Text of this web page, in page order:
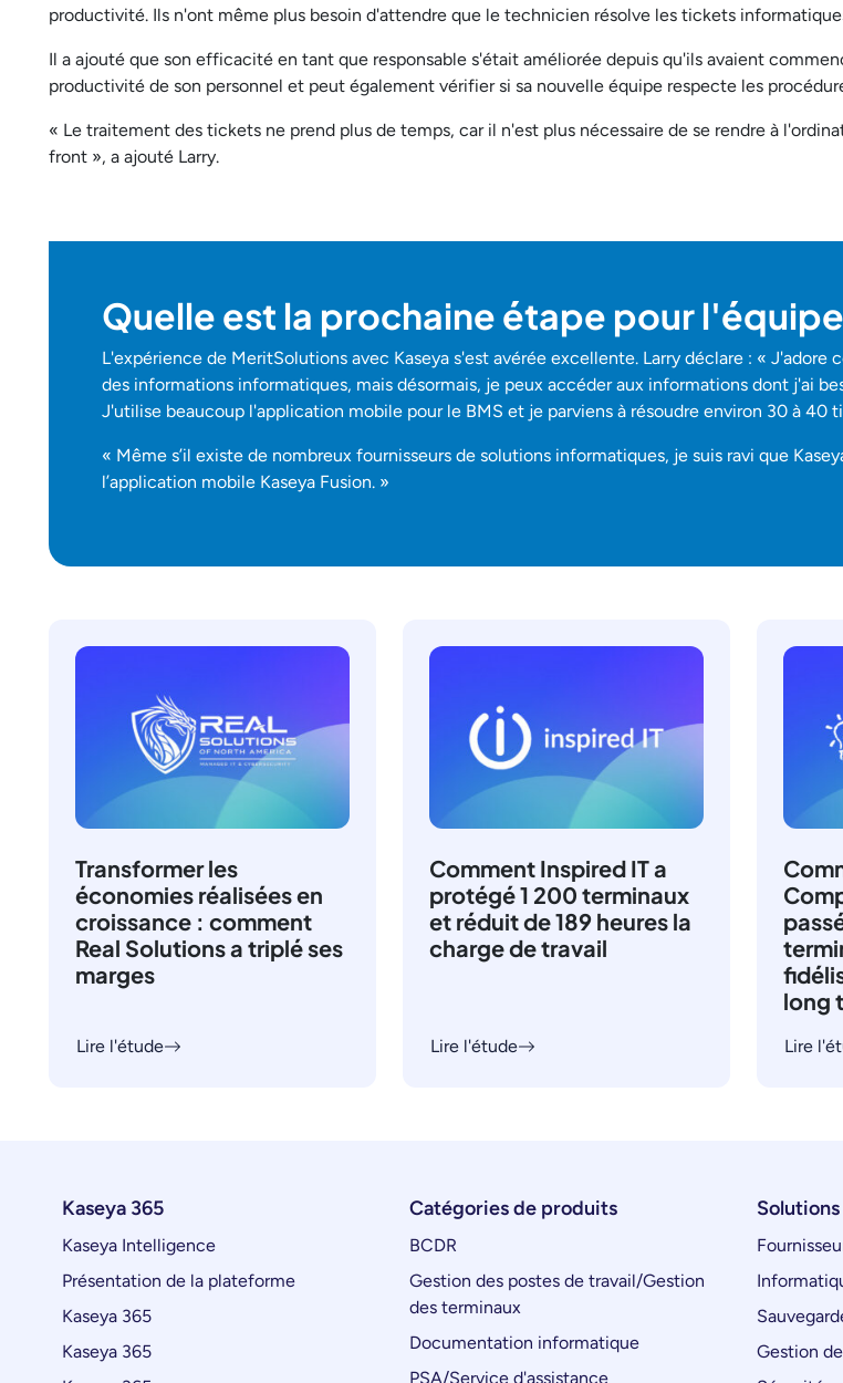
productivité. Ils n'ont même plus besoin d'attendre que le technicien résolve les tickets
Il a ajouté que son efficacité en tant que responsable s'était améliorée depuis qu'ils avaient
productivité de son personnel et peut également vérifier si sa nouvelle équipe respecte les
« Le traitement des tickets ne prend plus de temps, car il n'est plus nécessaire de se rendre à
front », a ajouté Larry.
Quelle est la prochaine étape pour
L'expérience de MeritSolutions avec Kaseya s'est avérée excellente. Larry déclare : «
des informations informatiques, mais désormais, je peux accéder aux informations dont j'ai
J'utilise beaucoup l'application mobile pour le BMS et je parviens à résoudre environ 30 à 40
« Même s’il existe de nombreux fournisseurs de solutions informatiques, je suis ravi que
l’application mobile Kaseya Fusion. »
Transformer les
économies réalisées en
croissance : comment
Real Solutions a triplé ses
marges
Lire l'étude
Comment Inspired IT a
protégé 1 200 terminaux
et réduit de 189 heures la
charge de travail
Lire l'étude
long
Lire
Kaseya 365
Kaseya Intelligence
Présentation de la plateforme
Kaseya 365
Kaseya 365
Catégories de produits
BCDR
Gestion des postes de travail/Gestion
des terminaux
Documentation informatique
PSA/Service d'assistance
Solutions
Gestion